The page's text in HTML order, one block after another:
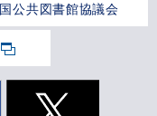
公共図書館協議会